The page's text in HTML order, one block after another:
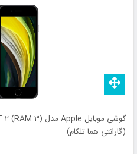
(گارانتی هما تلکام)